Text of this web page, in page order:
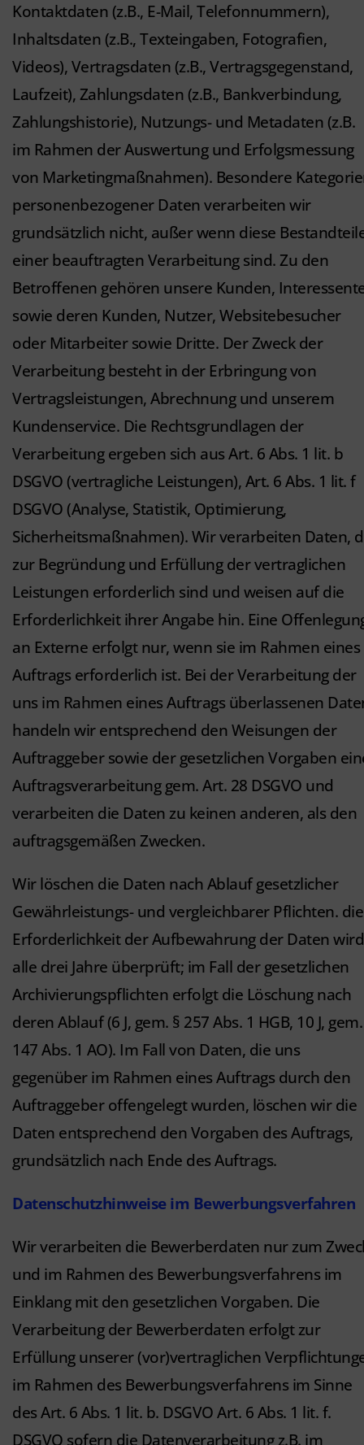
Kontaktdaten (z.B., E-Mail, Telefonnummern),
Inhaltsdaten (z.B., Texteingaben, Fotografien,
Videos), Vertragsdaten (z.B., Vertragsgegenstand,
Laufzeit), Zahlungsdaten (z.B., Bankverbindung,
Zahlungshistorie), Nutzungs- und Metadaten (z.B.
im Rahmen der Auswertung und Erfolgsmessung
von Marketingmaßnahmen). Besondere
personenbezogener Daten verarbeiten wir
grundsätzlich nicht, außer wenn diese
einer beauftragten Verarbeitung sind. Zu den
Betroffenen gehören unsere Kunden,
sowie deren Kunden, Nutzer, Websitebesucher
oder Mitarbeiter sowie Dritte. Der Zweck der
Verarbeitung besteht in der Erbringung von
Vertragsleistungen, Abrechnung und unserem
Kundenservice. Die Rechtsgrundlagen der
Verarbeitung ergeben sich aus Art. 6 Abs. 1 lit. b
DSGVO (vertragliche Leistungen), Art. 6 Abs. 1 lit. f
DSGVO (Analyse, Statistik, Optimierung,
Sicherheitsmaßnahmen). Wir verarbeiten Daten,
zur Begründung und Erfüllung der vertraglichen
Leistungen erforderlich sind und weisen auf die
Erforderlichkeit ihrer Angabe hin. Eine
an Externe erfolgt nur, wenn sie im Rahmen eines
Auftrags erforderlich ist. Bei der Verarbeitung der
uns im Rahmen eines Auftrags überlassenen
handeln wir entsprechend den Weisungen der
Auftraggeber sowie der gesetzlichen Vorgaben
Auftragsverarbeitung gem. Art. 28 DSGVO und
verarbeiten die Daten zu keinen anderen, als den
auftragsgemäßen Zwecken.
Wir löschen die Daten nach Ablauf gesetzlicher
Gewährleistungs- und vergleichbarer Pflichten. die
Erforderlichkeit der Aufbewahrung der Daten wird
alle drei Jahre überprüft; im Fall der gesetzlichen
Archivierungspflichten erfolgt die Löschung nach
deren Ablauf (6 J, gem. § 257 Abs. 1 HGB, 10 J,
147 Abs. 1 AO). Im Fall von Daten, die uns
gegenüber im Rahmen eines Auftrags durch den
Auftraggeber offengelegt wurden, löschen wir die
Daten entsprechend den Vorgaben des Auftrags,
grundsätzlich nach Ende des Auftrags.
Datenschutzhinweise im Bewerbungsverfahren
Wir verarbeiten die Bewerberdaten nur zum
und im Rahmen des Bewerbungsverfahrens im
Einklang mit den gesetzlichen Vorgaben. Die
Verarbeitung der Bewerberdaten erfolgt zur
Erfüllung unserer (vor)vertraglichen
im Rahmen des Bewerbungsverfahrens im Sinne
des Art. 6 Abs. 1 lit. b. DSGVO Art. 6 Abs. 1 lit. f.
DSGVO sofern die Datenverarbeitung z.B. im